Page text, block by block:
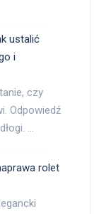
ustalić
i
czy
Odpowiedź
…
rolet